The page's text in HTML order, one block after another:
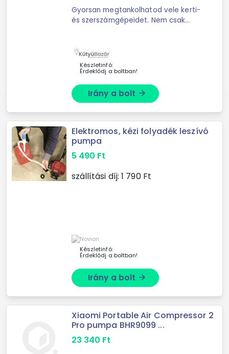
Gyorsan megtankolhatod vele kerti-
és szerszámgépeidet. Nem csak
Készletinfó:
Érdeklődj a boltban!
Irány a bolt arrow_forward
Elektromos, kézi folyadék leszívó
pumpa
5 490 Ft
szállítási díj: 1 790Ft
Készletinfó:
Érdeklődj a boltban!
Irány a bolt arrow_forward
Xiaomi Portable Air Compressor 2
Pro pumpa BHR9099 ...
23 340 Ft